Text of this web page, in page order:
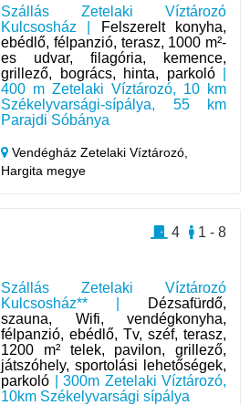
Szállás Zetelaki Víztározó
Kulcsosház |
Felszerelt konyha,
ebédlő, félpanzió, terasz, 1000 m²-
es udvar, filagória, kemence,
grillező, bogrács, hinta, parkoló|
400 m Zetelaki Víztározó, 10 km
Székelyvarsági-sípálya, 55 km
Parajdi Sóbánya
Vendégház Zetelaki Víztározó,
Hargita megye
Szállás Zetelaki Víztározó
Kulcsosház** |
Dézsafürdő,
szauna, Wifi, vendégkonyha,
félpanzió, ebédlő, Tv, széf, terasz,
1200 m² telek, pavilon, grillező,
játszóhely, sportolási lehetőségek,
parkoló | 300m Zetelaki Víztározó,
10km Székelyvarsági sípálya
1 - 8
4